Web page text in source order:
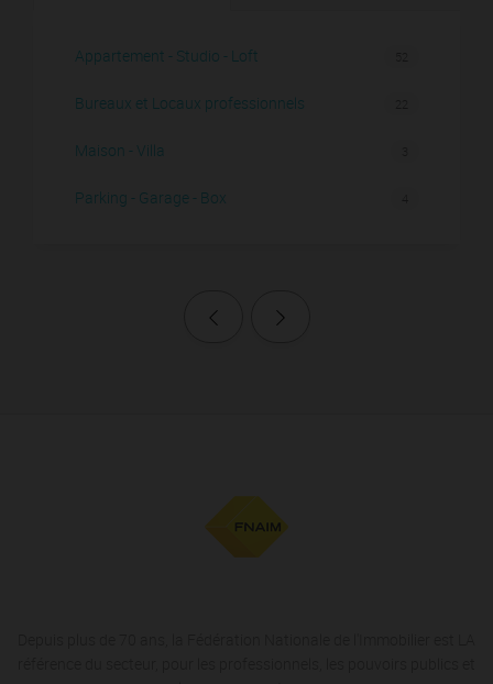
Appartement - Studio - Loft
Bureaux et Locaux professionnels
Maison - Villa
Parking - Garage - Box
Page précédente